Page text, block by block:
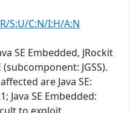
S:U/C:N/I:H/A:N
SE Embedded, JRockit
JGSS).
are Java SE:
Java SE Embedded: